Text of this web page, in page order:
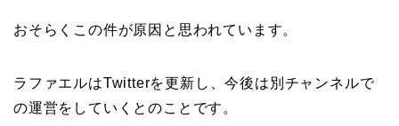
おそらくこの件が原因と思われています。
ラファエルはTwitterを更新し、今後は別チャンネルで
の運営をしていくとのことです。